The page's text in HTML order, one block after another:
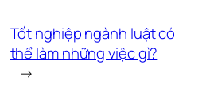
Tốt nghiệp ngành luật có
thể làm những việc gì?
→